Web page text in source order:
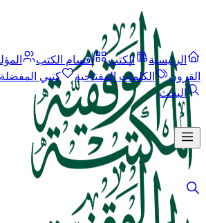
الرئيسية الكتب أقسام الكتب
القرون
الكلمات المفتاحية
كتبي المفضلة
البحث